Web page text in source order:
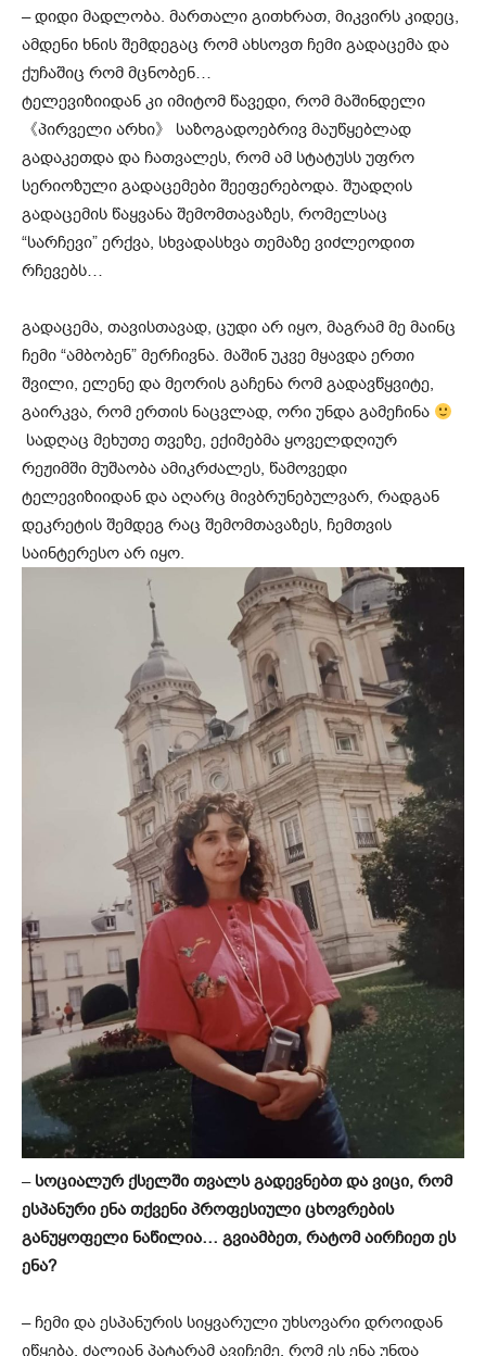
– დიდი მადლობა. მართალი გითხრათ, მიკვირს კიდეც,
ამდენი ხნის შემდეგაც რომ ახსოვთ ჩემი გადაცემა და
ქუჩაშიც რომ მცნობენ…
ტელევიზიიდან კი იმიტომ წავედი, რომ მაშინდელი
《პირველი არხი》 საზოგადოებრივ მაუწყებლად
გადაკეთდა და ჩათვალეს, რომ ამ სტატუსს უფრო
სერიოზული გადაცემები შეეფერებოდა. შუადღის
გადაცემის წაყვანა შემომთავაზეს, რომელსაც
“სარჩევი” ერქვა, სხვადასხვა თემაზე ვიძლეოდით
რჩევებს…
გადაცემა, თავისთავად, ცუდი არ იყო, მაგრამ მე მაინც
ჩემი “ამბობენ” მერჩივნა. მაშინ უკვე მყავდა ერთი
შვილი, ელენე და მეორის გაჩენა რომ გადავწყვიტე,
გაირკვა, რომ ერთის ნაცვლად, ორი უნდა გამეჩინა
სადღაც მეხუთე თვეზე, ექიმებმა ყოველდღიურ
რეჟიმში მუშაობა ამიკრძალეს, წამოვედი
ტელევიზიიდან და აღარც მივბრუნებულვარ, რადგან
დეკრეტის შემდეგ რაც შემომთავაზეს, ჩემთვის
საინტერესო არ იყო.
– სოციალურ ქსელში თვალს გადევნებთ და ვიცი, რომ
ესპანური ენა თქვენი პროფესიული ცხოვრების
განუყოფელი ნაწილია… გვიამბეთ, რატომ აირჩიეთ ეს
ენა?
– ჩემი და ესპანურის სიყვარული უხსოვარი დროიდან
იწყება. ძალიან პატარამ ავიჩემე, რომ ეს ენა უნდა